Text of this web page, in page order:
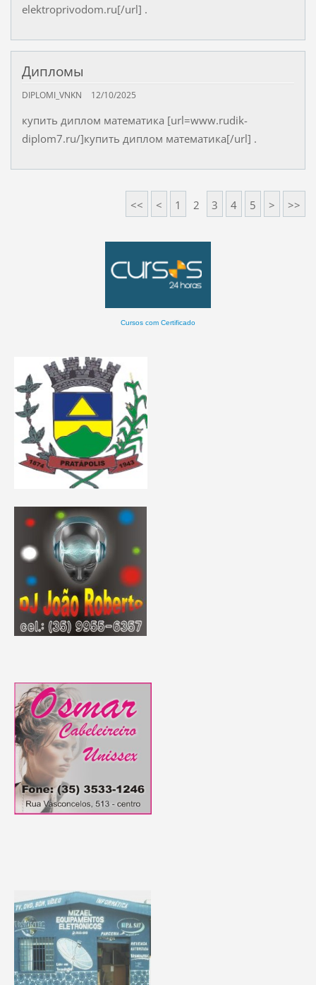
elektroprivodom.ru[/url] .
Дипломы
DIPLOMI_VNKN 12/10/2025
купить диплом математика [url=www.rudik-
diplom7.ru/]купить диплом математика[/url] .
<< < 1 2 3 4 5 > >>
Cursos com Certificado